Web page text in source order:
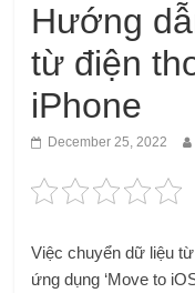
Hướng
từ điện
iPhone
December 25, 2022
Việc chuyển dữ liệu
ứng dụng ‘Move to